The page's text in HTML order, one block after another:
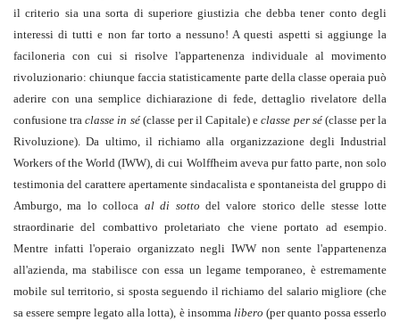
il criterio sia una sorta di superiore giustizia che debba tener conto degli
interessi di tutti e non far torto a nessuno! A questi aspetti si aggiunge la
faciloneria con cui si risolve l'appartenenza individuale al movimento
rivoluzionario: chiunque faccia statisticamente parte della classe operaia può
aderire con una semplice dichiarazione di fede, dettaglio rivelatore della
confusione traclasse in sé(classe per il Capitale) eclasse per sé(classe per la
Rivoluzione). Da ultimo, il richiamo alla organizzazione degli Industrial
Workers of the World (IWW), di cui Wolffheim aveva pur fatto parte, non solo
testimonia del carattere apertamente sindacalista e spontaneista del gruppo di
Amburgo, ma lo colloca al di sotto del valore storico delle stesse lotte
straordinarie del combattivo proletariato che viene portato ad esempio.
Mentre infatti l'operaio organizzato negli IWW non sente l'appartenenza
all'azienda, ma stabilisce con essa un legame temporaneo, è estremamente
mobile sul territorio, si sposta seguendo il richiamo del salario migliore (che
sa essere sempre legato alla lotta), è insomma libero (per quanto possa esserlo